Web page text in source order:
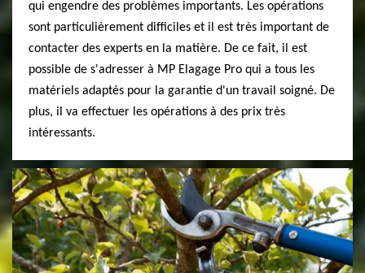
qui engendre des problèmes importants. Les opérations
sont particulièrement difficiles et il est très important de
contacter des experts en la matière. De ce fait, il est
possible de s'adresser à MP Elagage Pro qui a tous les
matériels adaptés pour la garantie d'un travail soigné. De
plus, il va effectuer les opérations à des prix très
intéressants.